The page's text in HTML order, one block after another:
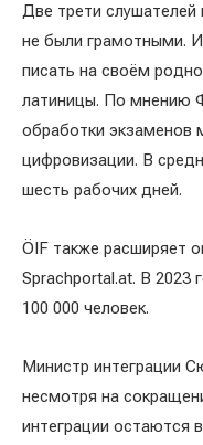
Две трети слушателей
не были грамотными.
писать на своём
латиницы. По мнению
обработки экзаменов
цифровизации. В
шесть рабочих дней.
ÖIF также расширяет
Sprachportal.at. В 2023
100 000 человек.
Министр интеграции
несмотря на
интеграции остаются